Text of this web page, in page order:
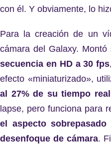
con él. Y obviamente, lo
Para la creación de un
cámara del Galaxy.
secuencia en HD a 30 fps
efecto «miniaturizado»,
al 27% de su tiempo
lapse, pero funciona para
el aspecto
desenfoque de cámara.